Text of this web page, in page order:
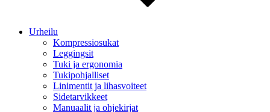
Urheilu
Kompressiosukat
Leggingsit
Tuki ja ergonomia
Tukipohjalliset
Linimentit ja lihasvoiteet
Sidetarvikkeet
Manuaalit ja ohjekirjat